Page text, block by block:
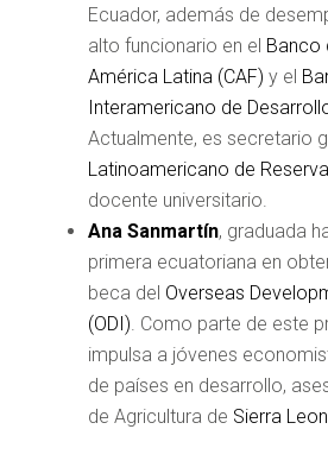
Ecuador, además de
alto funcionario en el Banco
América Latina (CAF) y el
Interamericano de
Actualmente, es secretario
Latinoamericano de
docente universitario.
Ana Sanmartín, graduada
primera ecuatoriana en
beca del Overseas
(ODI). Como parte de este
impulsa a jóvenes
de países en desarrollo,
de Agricultura de Sierra